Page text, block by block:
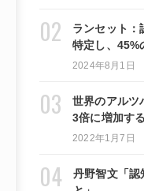
ランセット：
特定し、45%
できる可能性
2024年8月1日
世界のアルツ
3倍に増加す
2022年1月7日
丹野智文「認